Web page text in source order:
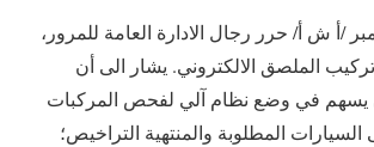
في 29 نوفمبر /أ ش أ/ حرر رجال الادارة العامة للمرور،
تركيب الملصق الالكتروني. يشار الى أن
يسهم في وضع نظام آلي لفحص المركبات
السيارات المطلوبة والمنتهية التراخيص؛